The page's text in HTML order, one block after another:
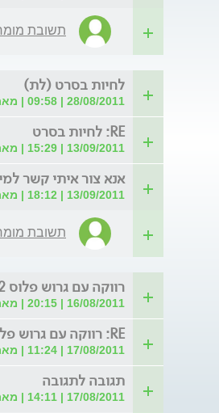
תשובת
לחיות בסרט (לת)
28/08/2011 | 09:58 | מאת: שיר
RE: לחיות בסרט
13/09/2011 | 15:29 | מאת: עידן
אנא צור איתי קשר
13/09/2011 | 18:12 | מאת: שיר
תשובת
רווקה עם גרוש פלוס 2 (לת)
16/08/2011 | 20:15 | מאת: רווקה עם גרוש
RE: רווקה עם גרוש פלוס 2
17/08/2011 | 11:24 | מאת: דורית גן-מור
תגובה לתגובה
17/08/2011 | 14:11 | מאת: הרווקה...